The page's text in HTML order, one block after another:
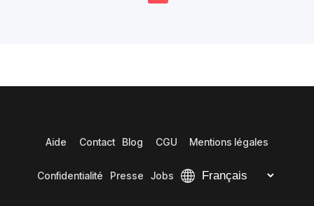
Aide Contact Blog CGU Mentions légales
Confidentialité Presse Jobs